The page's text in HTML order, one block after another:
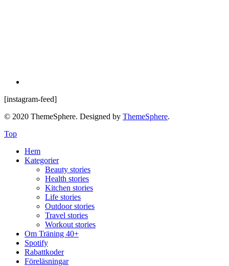
[instagram-feed]
© 2020 ThemeSphere. Designed by ThemeSphere.
Top
Hem
Kategorier
Beauty stories
Health stories
Kitchen stories
Life stories
Outdoor stories
Travel stories
Workout stories
Om Träning 40+
Spotify
Rabattkoder
Föreläsningar